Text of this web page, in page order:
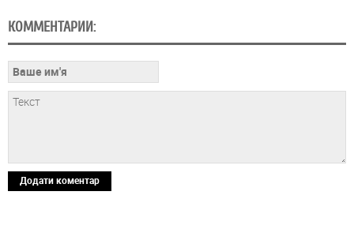
КОММЕНТАРИИ:
Додати коментар